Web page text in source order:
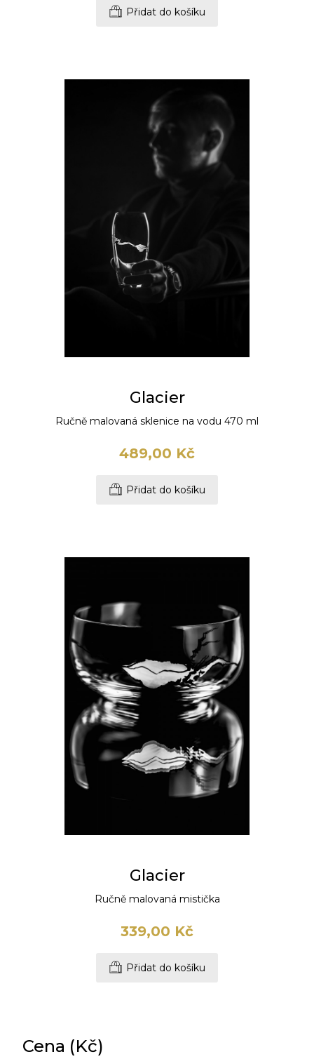
Přidat do košíku
Glacier
Ručně malovaná sklenice na vodu 470 ml
489,00 Kč
Přidat do košíku
Glacier
Ručně malovaná mistička
339,00 Kč
Přidat do košíku
Cena (Kč)